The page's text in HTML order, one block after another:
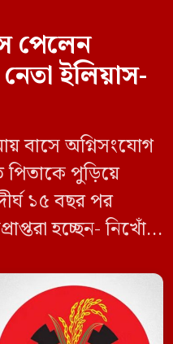
পেলেন
ইলিয়াস-
বাসে অগ্নিসংযোগ
পিতাকে পুড়িয়ে
১৫ বছর পর
হচ্ছেন- নিখোঁজ
জন নেতাকর্মী।
শুনানি ও সাক্ষ্য-